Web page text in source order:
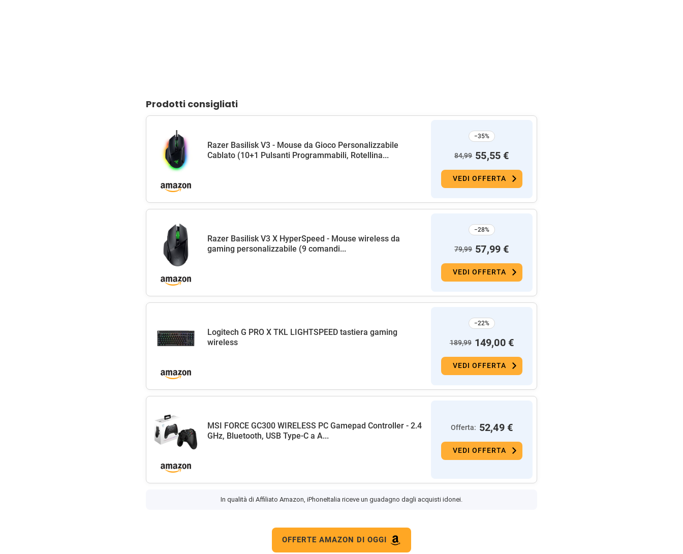
Prodotti consigliati
Razer Basilisk V3 - Mouse da Gioco Personalizzabile
Cablato (10+1 Pulsanti Programmabili, Rotellina...
−35%
84,99 55,55 €
VEDI OFFERTA
Razer Basilisk V3 X HyperSpeed - Mouse wireless da
gaming personalizzabile (9 comandi...
−28%
79,99 57,99 €
VEDI OFFERTA
Logitech G PRO X TKL LIGHTSPEED tastiera gaming
wireless
−22%
189,99 149,00 €
VEDI OFFERTA
MSI FORCE GC300 WIRELESS PC Gamepad Controller - 2.4
GHz, Bluetooth, USB Type-C a A...
Offerta: 52,49 €
VEDI OFFERTA
In qualità di Affiliato Amazon, iPhoneItalia riceve un guadagno dagli acquisti idonei.
OFFERTE AMAZON DI OGGI